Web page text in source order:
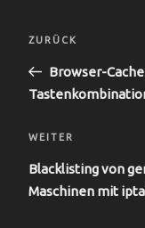
Vorheriger
ZURÜCK
Browser-
Nächster
WEITER
Blacklisting von
Maschinen mit